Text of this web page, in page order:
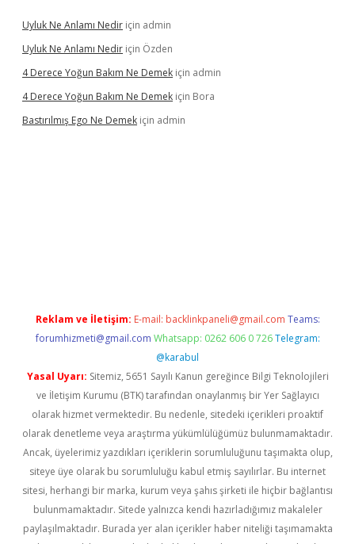
Uyluk Ne Anlamı Nedir için admin
Uyluk Ne Anlamı Nedir için Özden
4 Derece Yoğun Bakım Ne Demek için admin
4 Derece Yoğun Bakım Ne Demek için Bora
Bastırılmış Ego Ne Demek için admin
Reklam ve İletişim: E-mail: backlinkpaneli@gmail.com Teams:
forumhizmeti@gmail.com Whatsapp: 0262 606 0 726 Telegram:
@karabul
Yasal Uyarı: Sitemiz, 5651 Sayılı Kanun gereğince Bilgi Teknolojileri
ve İletişim Kurumu (BTK) tarafından onaylanmış bir Yer Sağlayıcı
olarak hizmet vermektedir. Bu nedenle, sitedeki içerikleri proaktif
olarak denetleme veya araştırma yükümlülüğümüz bulunmamaktadır.
Ancak, üyelerimiz yazdıkları içeriklerin sorumluluğunu taşımakta olup,
siteye üye olarak bu sorumluluğu kabul etmiş sayılırlar. Bu internet
sitesi, herhangi bir marka, kurum veya şahıs şirketi ile hiçbir bağlantısı
bulunmamaktadır. Sitede yalnızca kendi hazırladığımız makaleler
paylaşılmaktadır. Burada yer alan içerikler haber niteliği taşımamakta